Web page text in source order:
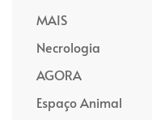
MAIS
Necrologia
AGORA
Espaço Animal